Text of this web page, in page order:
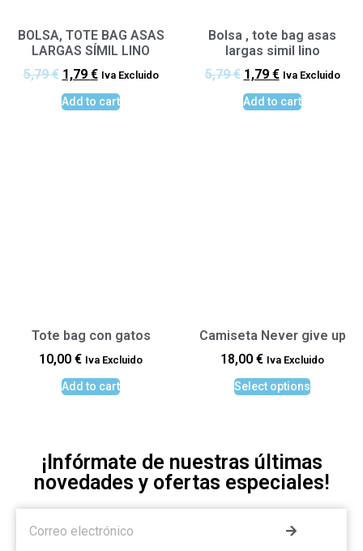
BOLSA, TOTE BAG ASAS
LARGAS SÍMIL LINO
5,79€ 1,79 € Iva Excluido
Add to cart
Bolsa , tote bag asas
largas simil lino
5,79€ 1,79 € Iva Excluido
Add to cart
Tote bag con gatos
10,00 € Iva Excluido
Add to cart
Camiseta Never give up
18,00 € Iva Excluido
Select options
¡Infórmate de nuestras últimas
novedades y ofertas especiales!